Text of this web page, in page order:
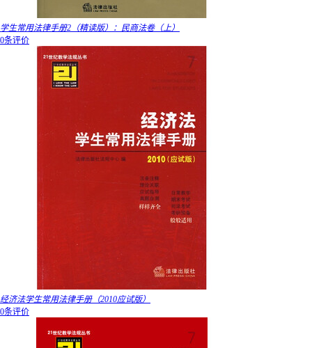
学生常用法律手册2（精读版）：民商法卷（上）
0条评价
经济法学生常用法律手册（2010应试版）
0条评价